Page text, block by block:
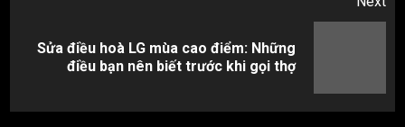
NextSửa điều hoà LG mùa cao điểm: Những
điều bạn nên biết trước khi gọi thợ